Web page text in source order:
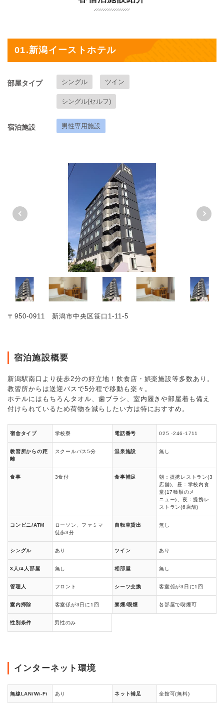
01.新潟イーストホテル
部屋タイプ シングル ツイン
シングル(セルフ)
宿泊施設 男性専用施設
〒950-0911 新潟市中央区笹口1-11-5
宿泊施設概要
新潟駅南口より徒歩2分の好立地！飲食店・娯楽施設等多数あり。
教習所からは送迎バスで5分程で移動も楽々。
ホテルにはもちろんタオル、歯ブラシ、室内履きや部屋着も備え
付けられているため荷物を減らしたい方は特におすすめ。
宿舎タイプ 学校寮 電話番号 025 -246-1711
教習所からの距
離
スクールバス5分 温泉施設 無し
食事 3食付 食事補足
朝：提携レストラン(3
店舗)、昼：学校内食
堂(17種類のメ
ニュー)、夜：提携レ
ストラン(6店舗)
コンビニ/ATM
ローソン、ファミマ
徒歩3分
自転車貸出 無し
シングル あり ツイン あり
3人/4人部屋 無し 相部屋 無し
管理人 フロント シーツ交換 客室係が3日に1回
室内掃除 客室係が3日に1回 禁煙/喫煙 各部屋で喫煙可
性別条件 男性のみ
インターネット環境
無線LAN/Wi-Fi あり ネット補足 全館可(無料)